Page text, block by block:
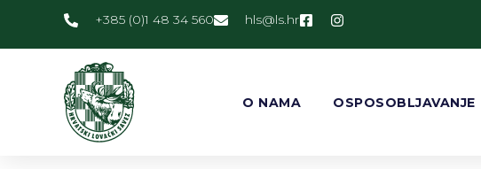
+385 (0)1 48 34 560 rh.sl
@slh
O NAMA OSPOSOBLJAVANJE